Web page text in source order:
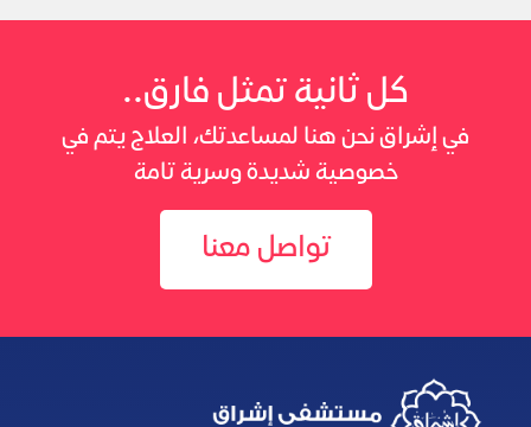
كل ثانية تمثل فارق..
في إشراق نحن هنا لمساعدتك، العلاج يتم في
خصوصية شديدة وسرية تامة
تواصل معنا